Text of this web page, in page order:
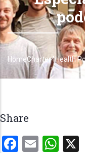
HomeCharter4Health
Share
Facebook
Email